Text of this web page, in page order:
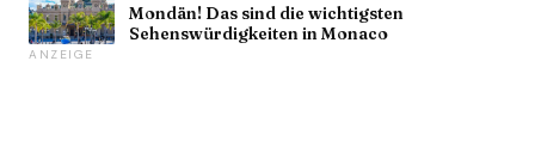
Mondän! Das sind die wichtigsten
Sehenswürdigkeiten in Monaco
ANZEIGE